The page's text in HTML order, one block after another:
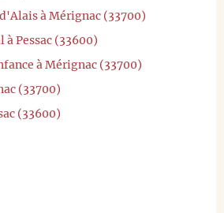
à Mérignac (33700)
Pessac (33600)
à Mérignac (33700)
(33700)
(33600)